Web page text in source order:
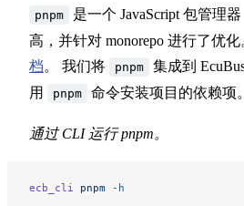
pnpm
是一个 JavaScript 包管理
高，并针对 monorepo 进行了优
档。 我们将 pnpm
集成到
用
pnpm 命令安装项目的依赖项。
通过 CLI 运行 pnpm。
ecb_cli pnpm -h